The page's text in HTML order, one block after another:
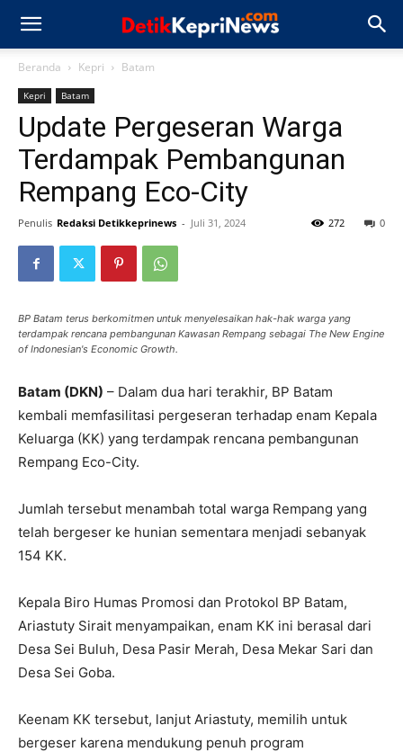
Beranda Kepri Batam
Kepri Batam
Update Pergeseran Warga
Terdampak Pembangunan
Rempang Eco-City
Penulis Redaksi Detikkeprinews - Juli 31, 2024 0
272
BP Batam terus berkomitmen untuk menyelesaikan hak-hak warga yang
terdampak rencana pembangunan Kawasan Rempang sebagai The New Engine
of Indonesian's Economic Growth.
Batam (DKN) – Dalam dua hari terakhir, BP Batam
kembali memfasilitasi pergeseran terhadap enam Kepala
Keluarga (KK) yang terdampak rencana pembangunan
Rempang Eco-City.
Jumlah tersebut menambah total warga Rempang yang
telah bergeser ke hunian sementara menjadi sebanyak
154 KK.
Kepala Biro Humas Promosi dan Protokol BP Batam,
Ariastuty Sirait menyampaikan, enam KK ini berasal dari
Desa Sei Buluh, Desa Pasir Merah, Desa Mekar Sari dan
Desa Sei Goba.
Keenam KK tersebut, lanjut Ariastuty, memilih untuk
bergeser karena mendukung penuh program